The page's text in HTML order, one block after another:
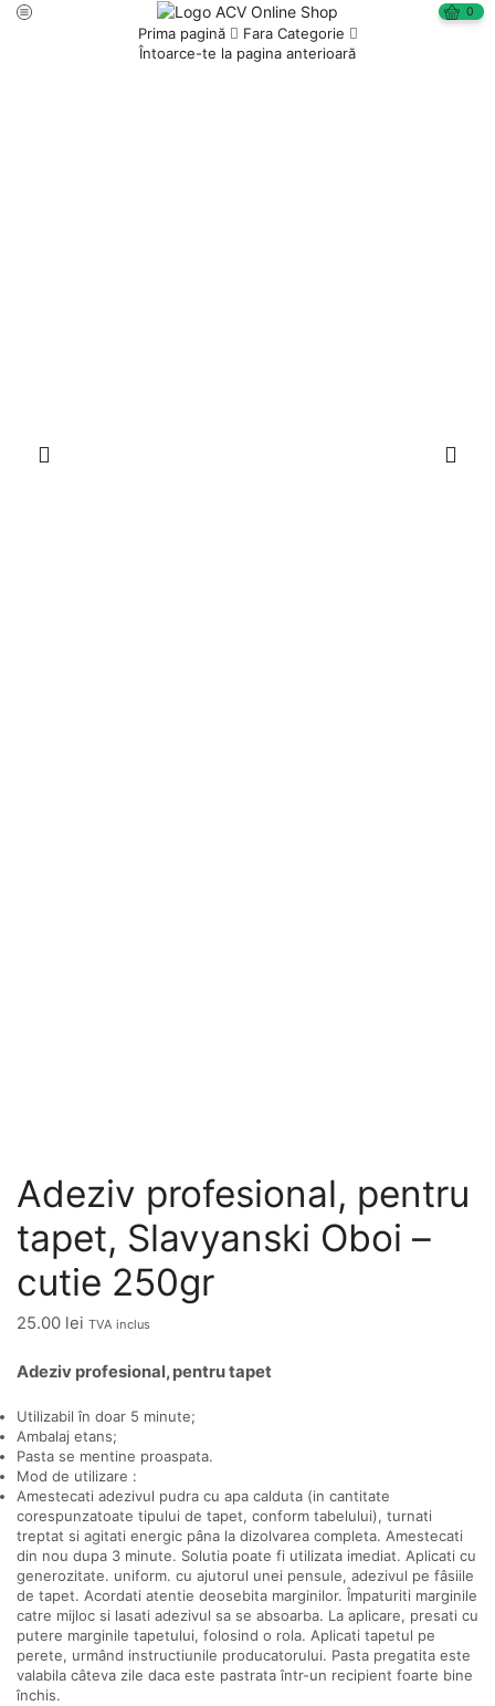
0
Prima pagină
Fara Categorie
Întoarce-te la pagina anterioară
Adeziv profesional, pentru
tapet, Slavyanski Oboi –
cutie 250gr
25.00 lei TVA inclus
Adeziv profesional, pentru tapet
Utilizabil în doar 5 minute;
Ambalaj etans;
Pasta se mentine proaspata.
Mod de utilizare :
Amestecati adezivul pudra cu apa calduta (in cantitate
corespunzatoate tipului de tapet, conform tabelului), turnati
treptat si agitati energic pâna la dizolvarea completa. Amestecati
din nou dupa 3 minute. Solutia poate fi utilizata imediat. Aplicati cu
generozitate. uniform. cu ajutorul unei pensule, adezivul pe fâsiile
de tapet. Acordati atentie deosebita marginilor. Împaturiti marginile
catre mijloc si lasati adezivul sa se absoarba. La aplicare, presati cu
putere marginile tapetului, folosind o rola. Aplicati tapetul pe
perete, urmând instructiunile producatorului. Pasta pregatita este
valabila câteva zile daca este pastrata într-un recipient foarte bine
închis.